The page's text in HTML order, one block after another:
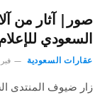
صور| آثار من
السعودي
عقارات السعودية فبراير
زار ضيوف المنتدى